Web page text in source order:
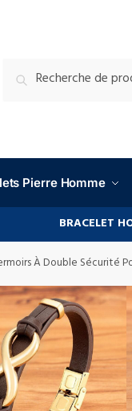
Pierre Homme
BRACELET
À Double Sécurité